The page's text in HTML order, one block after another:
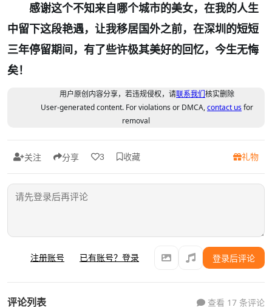
感谢这个不知来自哪个城市的美女，在我的人生
中留下这段艳遇，让我移居国外之前，在深圳的短短
三年停留期间，有了些许极其美好的回忆，今生无悔
矣！
用户原创内容分享，若违规侵权，请联系我们核实删除
User-generated content. For violations or DMCA,contact usfor
removal
关注 分享 3 收藏 礼物
注册账号 已有账号？登录 登录后评论
评论列表 查看 17 条评论